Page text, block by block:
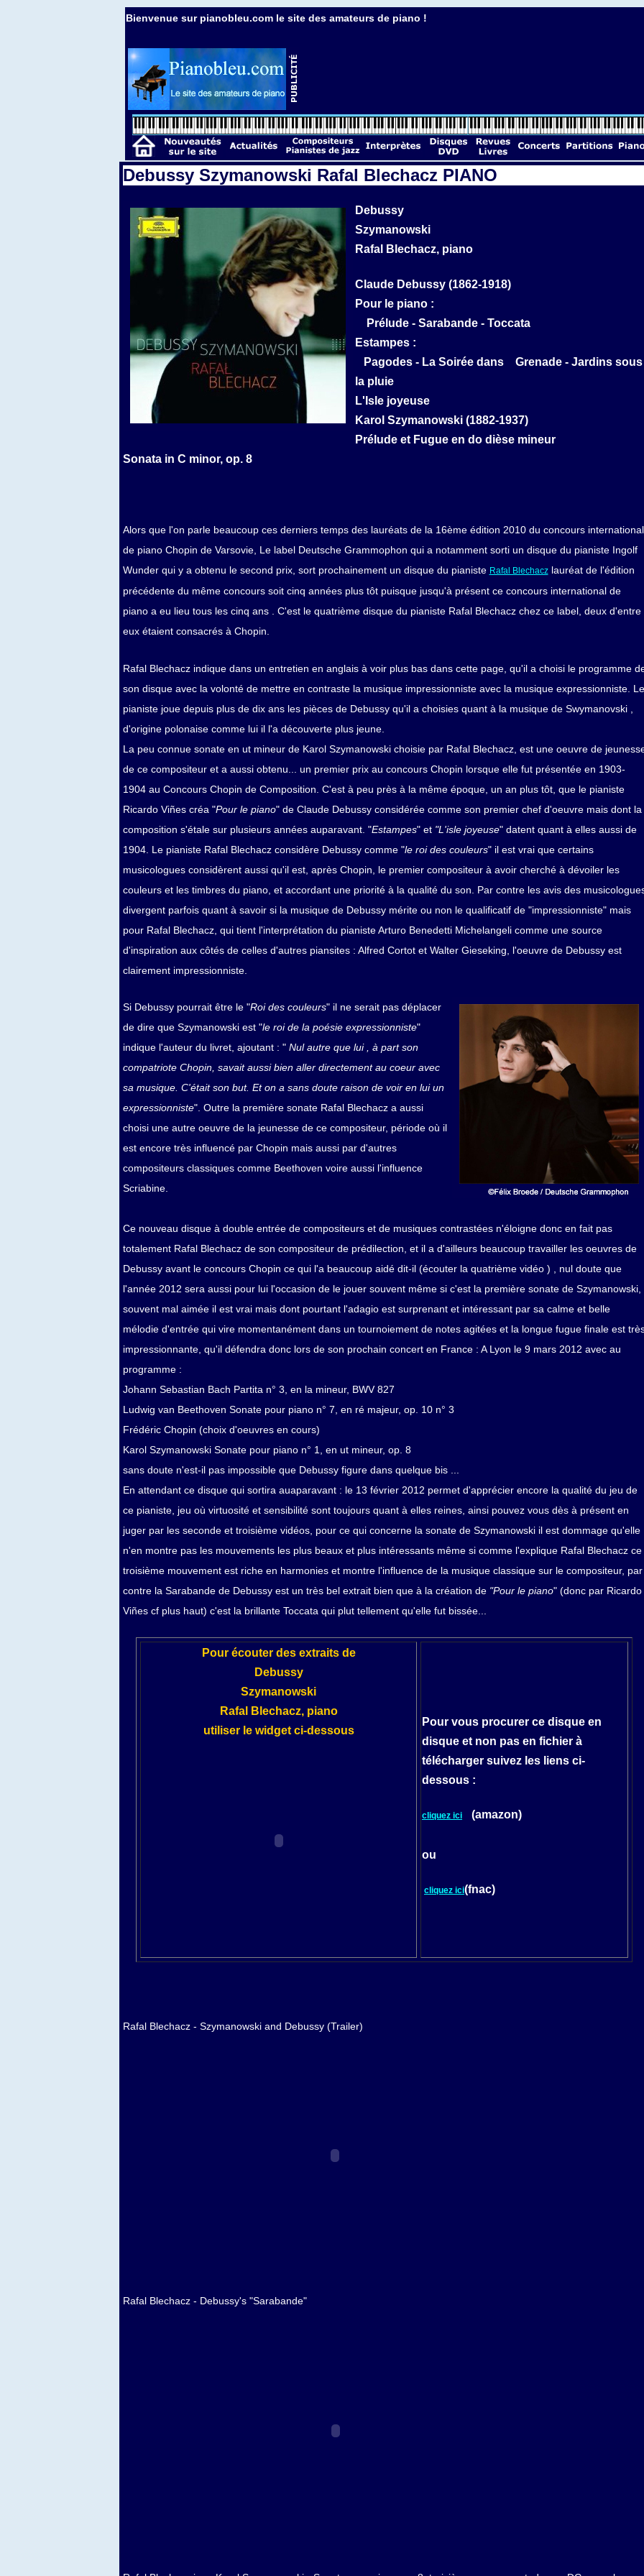
Bienvenue sur pianobleu.com le site des amateurs de piano !
Debussy Szymanowski Rafal Blechacz PIANO
Debussy
Szymanowski
Rafal Blechacz, piano
Claude Debussy (1862-1918)
Pour le piano :
Prélude - Sarabande - Toccata
Estampes :
Pagodes - La Soirée dans Grenade - Jardins sous
la pluie
L'Isle joyeuse
Karol Szymanowski (1882-1937)
Prélude et Fugue en do dièse mineur
Sonata in C minor, op. 8
Alors que l'on parle beaucoup ces derniers temps des lauréats de la 16ème édition 2010 du concours international
de piano Chopin de Varsovie, Le label Deutsche Grammophon qui a notamment sorti un disque du pianiste Ingolf
Wunder qui y a obtenu le second prix, sort prochainement un disque du pianiste Rafal Blechaczlauréat de l'édition
précédente du même concours soit cinq années plus tôt puisque jusqu'à présent ce concours international de
piano a eu lieu tous les cinq ans . C'est le quatrième disque du pianiste Rafal Blechacz chez ce label, deux d'entre
eux étaient consacrés à Chopin.
Rafal Blechacz indique dans un entretien en anglais à voir plus bas dans cette page, qu'il a choisi le programme
son disque avec la volonté de mettre en contraste la musique impressionniste avec la musique expressionniste. Le
pianiste joue depuis plus de dix ans les pièces de Debussy qu'il a choisies quant à la musique de Swymanovski ,
d'origine polonaise comme lui il l'a découverte plus jeune.
La peu connue sonate en ut mineur de Karol Szymanowski choisie par Rafal Blechacz, est une oeuvre de
de ce compositeur et a aussi obtenu... un premier prix au concours Chopin lorsque elle fut présentée en 1903-
1904 au Concours Chopin de Composition. C'est à peu près à la même époque, un an plus tôt, que le pianiste
Ricardo Viñes créa "Pour le piano" de Claude Debussy considérée comme son premier chef d'oeuvre mais dont la
composition s'étale sur plusieurs années auparavant. "Estampes" et "L'isle joyeuse" datent quant à elles aussi de
1904. Le pianiste Rafal Blechacz considère Debussy comme "le roi des couleurs" il est vrai que certains
musicologues considèrent aussi qu'il est, après Chopin, le premier compositeur à avoir cherché à dévoiler les
couleurs et les timbres du piano, et accordant une priorité à la qualité du son. Par contre les avis des
divergent parfois quant à savoir si la musique de Debussy mérite ou non le qualificatif de "impressionniste" mais
pour Rafal Blechacz, qui tient l'interprétation du pianiste Arturo Benedetti Michelangeli comme une source
d'inspiration aux côtés de celles d'autres piansites : Alfred Cortot et Walter Gieseking, l'oeuvre de Debussy est
clairement impressionniste.
Si Debussy pourrait être le "Roi des couleurs" il ne serait pas déplacer
de dire que Szymanowski est "le roi de la poésie expressionniste"
indique l'auteur du livret, ajoutant : " Nul autre que lui , à part son
compatriote Chopin, savait aussi bien aller directement au coeur avec
sa musique. C'était son but. Et on a sans doute raison de voir en lui un
expressionniste". Outre la première sonate Rafal Blechacz a aussi
choisi une autre oeuvre de la jeunesse de ce compositeur, période où il
est encore très influencé par Chopin mais aussi par d'autres
compositeurs classiques comme Beethoven voire aussi l'influence
Scriabine.
Ce nouveau disque à double entrée de compositeurs et de musiques contrastées n'éloigne donc en fait pas
totalement Rafal Blechacz de son compositeur de prédilection, et il a d'ailleurs beaucoup travailler les oeuvres de
Debussy avant le concours Chopin ce qui l'a beaucoup aidé dit-il (écouter la quatrième vidéo ) , nul doute que
l'année 2012 sera aussi pour lui l'occasion de le jouer souvent même si c'est la première sonate de Szymanowski,
souvent mal aimée il est vrai mais dont pourtant l'adagio est surprenant et intéressant par sa calme et belle
mélodie d'entrée qui vire momentanément dans un tournoiement de notes agitées et la longue fugue finale est
impressionnante, qu'il défendra donc lors de son prochain concert en France : A Lyon le 9 mars 2012 avec au
programme :
Johann Sebastian Bach Partita n° 3, en la mineur, BWV 827
Ludwig van Beethoven Sonate pour piano n° 7, en ré majeur, op. 10 n° 3
Frédéric Chopin (choix d'oeuvres en cours)
Karol Szymanowski Sonate pour piano n° 1, en ut mineur, op. 8
sans doute n'est-il pas impossible que Debussy figure dans quelque bis ...
En attendant ce disque qui sortira auaparavant : le 13 février 2012 permet d'apprécier encore la qualité du jeu de
ce pianiste, jeu où virtuosité et sensibilité sont toujours quant à elles reines, ainsi pouvez vous dès à présent en
juger par les seconde et troisième vidéos, pour ce qui concerne la sonate de Szymanowski il est dommage qu'elle
n'en montre pas les mouvements les plus beaux et plus intéressants même si comme l'explique Rafal Blechacz ce
troisième mouvement est riche en harmonies et montre l'influence de la musique classique sur le compositeur, par
contre la Sarabande de Debussy est un très bel extrait bien que à la création de "Pour le piano" (donc par Ricardo
Viñes cf plus haut) c'est la brillante Toccata qui plut tellement qu'elle fut bissée...
Pour écouter des extraits de
Debussy
Szymanowski
Rafal Blechacz, piano
utiliser le widget ci-dessous
Pour vous procurer ce disque en
disque et non pas en fichier à
télécharger suivez les liens ci-
dessous :
cliquez ici (amazon)
ou
cliquez ici(fnac)
Rafal Blechacz - Szymanowski and Debussy (Trailer)
Rafal Blechacz - Debussy's "Sarabande"